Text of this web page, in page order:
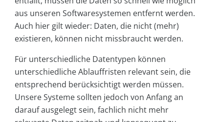
aus unseren Softwaresystemen entfernt werden.
Auch hier gilt wieder: Daten, die nicht (mehr)
existieren, können nicht missbraucht werden.
Für unterschiedliche Datentypen können
unterschiedliche Ablauffristen relevant sein, die
entsprechend berücksichtigt werden müssen.
Unsere Systeme sollten jedoch von Anfang an
darauf ausgelegt sein, fachlich nicht mehr